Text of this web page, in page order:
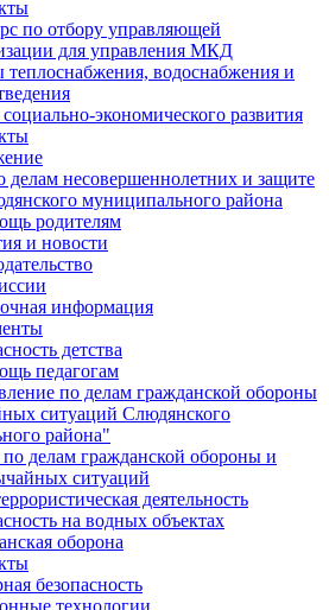
по отбору управляющей
для управления МКД
водоснабжения и
экономического развития
делам несовершеннолетних и защите
муниципального района
родителям
и новости
информация
детства
педагогам
по делам гражданской обороны
ситуаций Слюдянского
района"
делам гражданской обороны и
ситуаций
деятельность
на водных объектах
оборона
безопасность
технологии